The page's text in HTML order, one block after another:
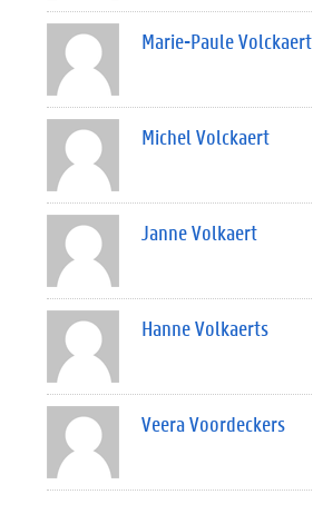
Marie-Paule Volckaert
Michel Volckaert
Janne Volkaert
Hanne Volkaerts
Veera Voordeckers